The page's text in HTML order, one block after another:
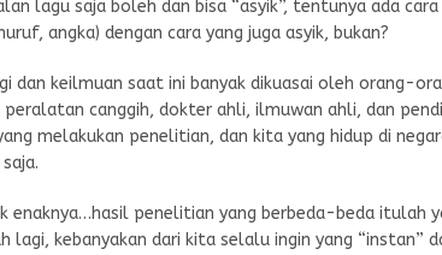
lagu saja boleh dan bisa “asyik”, tentunya ada
angka) dengan cara yang juga asyik, bukan?
dan keilmuan saat ini banyak dikuasai oleh orang-
canggih, dokter ahli, ilmuwan ahli, dan
melakukan penelitian, dan kita yang hidup di
enaknya…hasil penelitian yang berbeda-beda itulah
lagi, kebanyakan dari kita selalu ingin yang “instan”